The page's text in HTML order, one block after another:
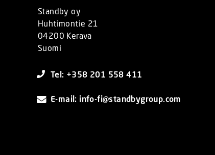
Standby oy
Huhtimontie 21
04200 Kerava
Suomi
Tel: +358 201 558 411
E-mail: info-fi@standbygroup.com